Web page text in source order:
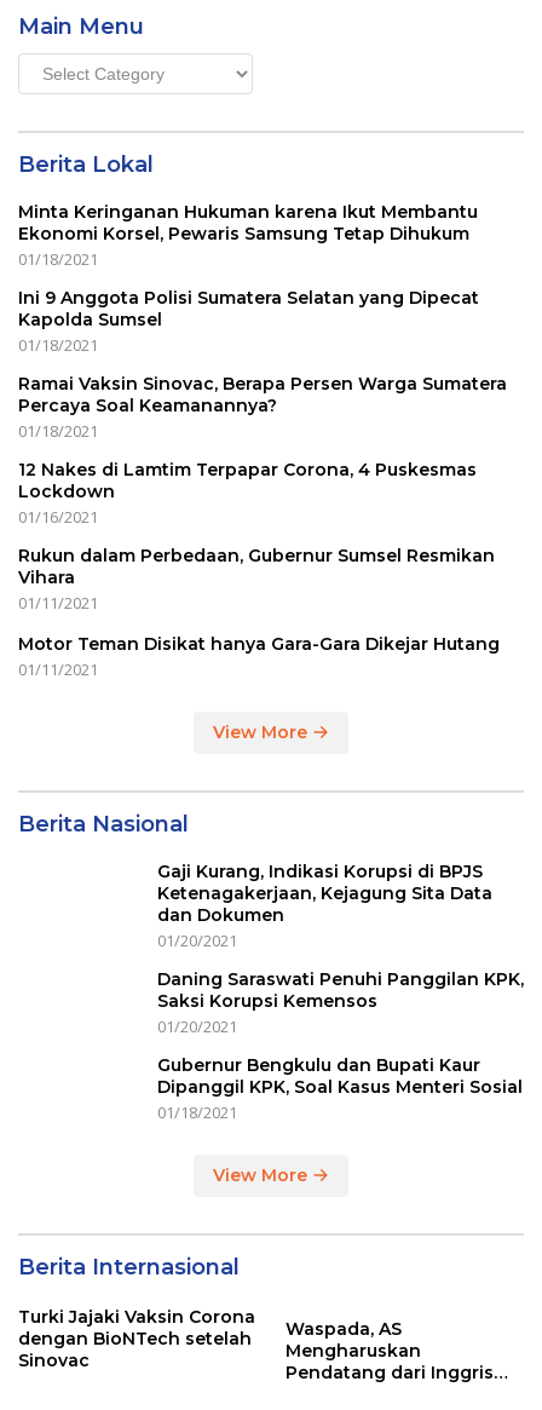
Main Menu
Main
Menu
Berita Lokal
Minta Keringanan Hukuman karena Ikut Membantu
Ekonomi Korsel, Pewaris Samsung Tetap Dihukum
01/18/2021
Ini 9 Anggota Polisi Sumatera Selatan yang Dipecat
Kapolda Sumsel
01/18/2021
Ramai Vaksin Sinovac, Berapa Persen Warga Sumatera
Percaya Soal Keamanannya?
01/18/2021
12 Nakes di Lamtim Terpapar Corona, 4 Puskesmas
Lockdown
01/16/2021
Rukun dalam Perbedaan, Gubernur Sumsel Resmikan
Vihara
01/11/2021
Motor Teman Disikat hanya Gara-Gara Dikejar Hutang
01/11/2021
View More
Berita Nasional
Gaji Kurang, Indikasi Korupsi di BPJS
Ketenagakerjaan, Kejagung Sita Data
dan Dokumen
01/20/2021
Daning Saraswati Penuhi Panggilan KPK,
Saksi Korupsi Kemensos
01/20/2021
Gubernur Bengkulu dan Bupati Kaur
Dipanggil KPK, Soal Kasus Menteri Sosial
01/18/2021
View More
Berita Internasional
Turki Jajaki Vaksin Corona
dengan BioNTech setelah
Sinovac
Waspada, AS
Mengharuskan
Pendatang dari Inggris